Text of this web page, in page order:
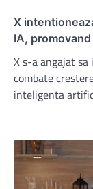
X
IA,
X s-a angajat
combate
inteligenta